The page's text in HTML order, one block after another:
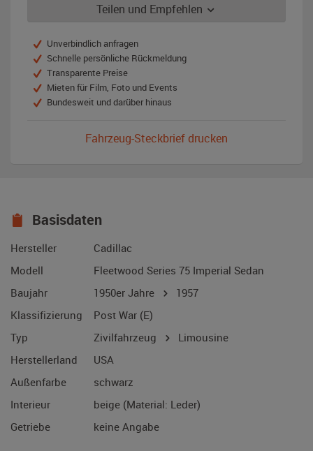
Teilen und Empfehlen
Unverbindlich anfragen
Schnelle persönliche Rückmeldung
Transparente Preise
Mieten für Film, Foto und Events
Bundesweit und darüber hinaus
Fahrzeug-Steckbrief drucken
Basisdaten
Hersteller
Cadillac
Modell
Fleetwood Series 75 Imperial Sedan
Baujahr
1950er Jahre
1957
Klassifizierung
Post War (E)
Typ
Zivilfahrzeug
Limousine
Herstellerland
USA
Außenfarbe
schwarz
Interieur
beige (Material: Leder)
Getriebe
keine Angabe